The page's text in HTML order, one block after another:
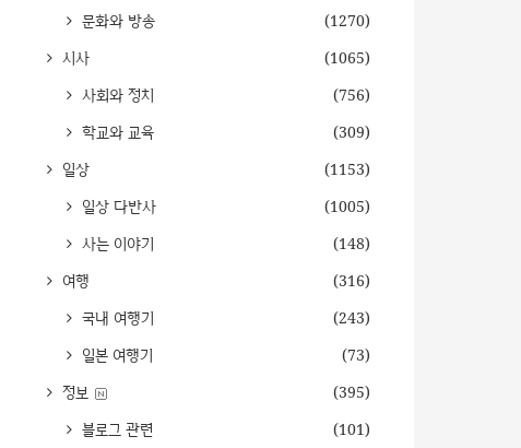
문화와 방송
(1270)
시사
(1065)
사회와 정치
(756)
학교와 교육
(309)
일상
(1153)
일상 다반사
(1005)
사는 이야기
(148)
여행
(316)
국내 여행기
(243)
일본 여행기
(73)
정보
(395)
블로그 관련
(101)